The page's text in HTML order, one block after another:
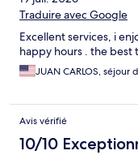
Traduire avec Google
Excellent services, i
happy hours . the best
JUAN CARLOS, séjour
Avis vérifié
10/10